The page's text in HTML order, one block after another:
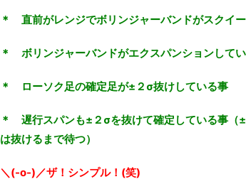
＊ 直前がレンジでボリンジャーバンドがスクイ
＊ ボリンジャーバンドがエクスパンションして
＊ ローソク足の確定足が±２σ抜けしている事
＊ 遅行スパンも±２σを抜けて確定している事（
は抜けるまで待つ）
＼(-o-)／ザ！シンプル！(笑)